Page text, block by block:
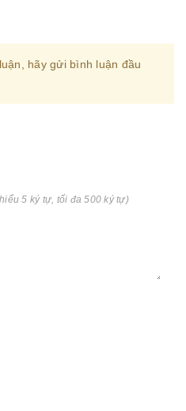
hãy gửi bình luận đầu